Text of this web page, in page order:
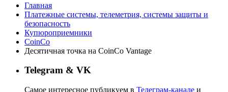
Главная
Платежные системы, телеметрия, системы защиты и
безопасность
Купюроприемники
CoinCo
Десятичная точка на CoinCo Vantage
Telegram & VK
Самое интересное публикуем в Телеграм-канале и